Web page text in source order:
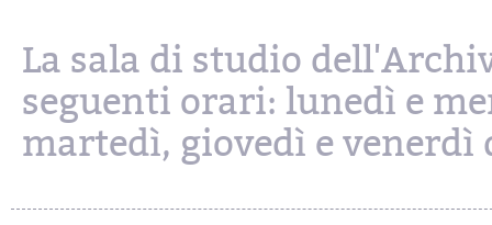
La sala di studio
seguenti orari: lunedì e
martedì, giovedì e venerdì